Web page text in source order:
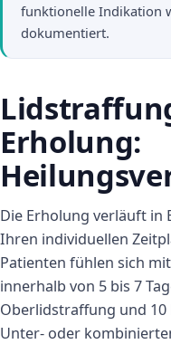
funktionelle Indikation
dokumentiert.
Erholung:
Die Erholung verläuft in
Ihren individuellen
Patienten fühlen sich
innerhalb von 5 bis 7
Oberlidstraffung und 10
Unter- oder